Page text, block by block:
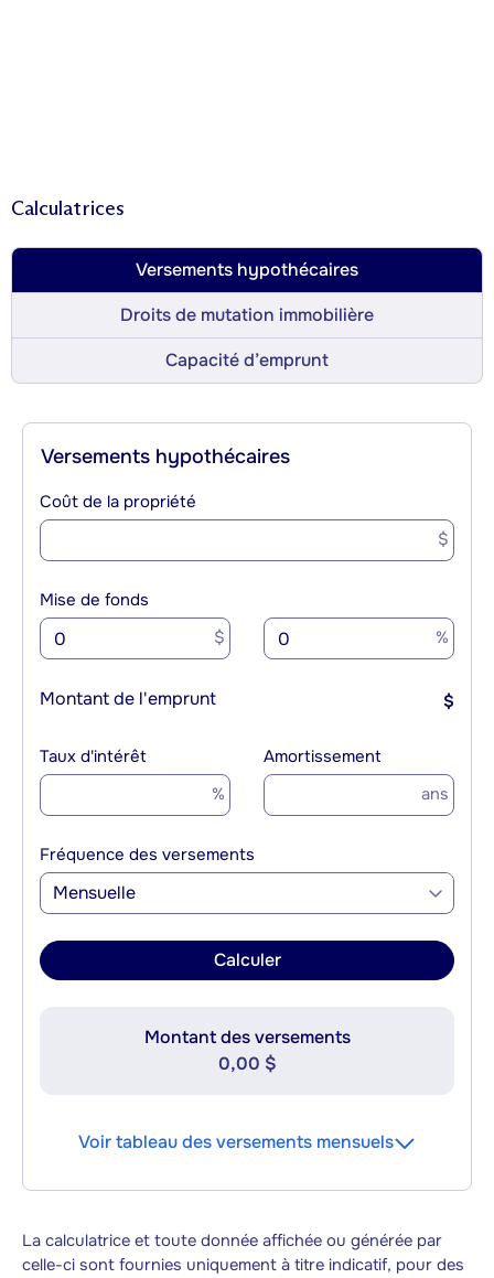
Calculatrices
Versements hypothécaires
Droits de mutation immobilière
Capacité d’emprunt
Versements hypothécaires
Coût de la propriété
$
Mise de fonds
$ %
Montant de l'emprunt $
Taux d'intérêt
%
Amortissement
ans
Fréquence des versements
Mensuelle
Calculer
Montant des versements
0,00 $
Voir tableau des versements mensuels
La calculatrice et toute donnée affichée ou générée par
celle-ci sont fournies uniquement à titre indicatif, pour des